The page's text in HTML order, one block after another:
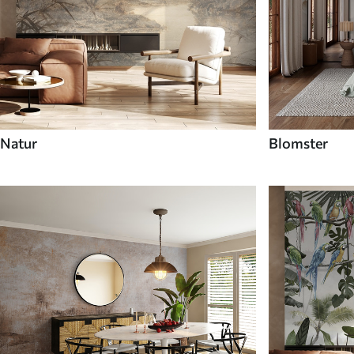
Natur Blomster